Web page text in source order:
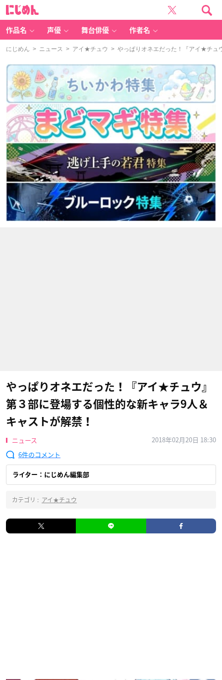
作品名 声優 舞台俳優 作者名
にじめん > ニュース > アイ★チュウ > やっぱりオネエだった！『アイ★チュ
やっぱりオネエだった！『アイ★チュウ』
第３部に登場する個性的な新キャラ9人＆
キャストが解禁！
ニュース
2018年02月20日 18:30
6
ライター：にじめん編集部
カテゴリ : アイ★チュウ